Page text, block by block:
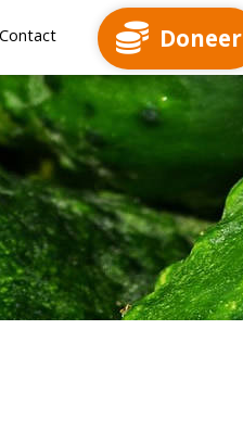
Contact Doneer